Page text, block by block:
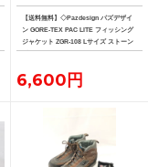
【送料無料】◇Pazdesign パズデザイ
ン GORE-TEX PAC LITE フィッシング
ジャケット ZGR-108 Lサイズ ストーン
系カラー
6,600円